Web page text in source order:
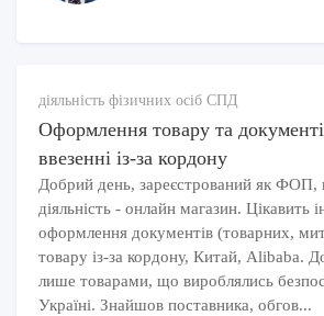
діяльність фізичних осіб СПД
Оформлення товару та
ввезенні із-за кордону
Добрий день, зареєстрований як ФОП,
діяльність - онлайн магазин. Цікавить
оформлення документів (товарних,
товару із-за кордону, Китай, Alibaba.
лише товарами, що вироблялись
Україні. Знайшов поставника, обгов...